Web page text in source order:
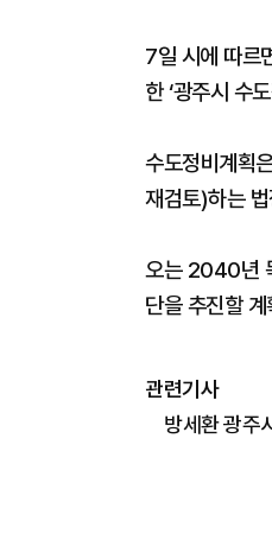
7일 시에 따르
한 ‘광주시 수
수도정비계획
재검토)하는
오는 2040년
단을 추진할
관련기사
방세환 광주